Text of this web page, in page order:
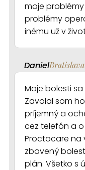
moje
problémy
inému už v
DanielBratislava
Moje bolesti
Zavolal som
príjemný a
cez telefón a
Proctocare na
zbavený
plán. Všetko s